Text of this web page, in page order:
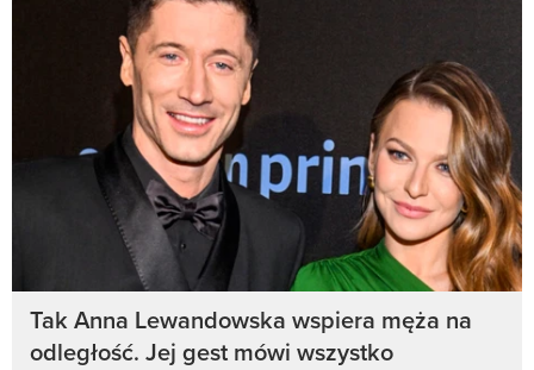
Tak Anna Lewandowska wspiera męża na
odległość. Jej gest mówi wszystko